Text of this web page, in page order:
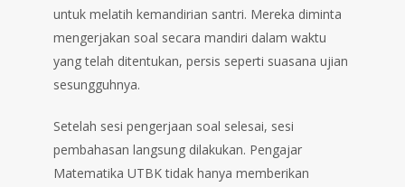
untuk melatih kemandirian santri. Mereka diminta
mengerjakan soal secara mandiri dalam waktu
yang telah ditentukan, persis seperti suasana ujian
sesungguhnya.
Setelah sesi pengerjaan soal selesai, sesi
pembahasan langsung dilakukan. Pengajar
Matematika UTBK tidak hanya memberikan